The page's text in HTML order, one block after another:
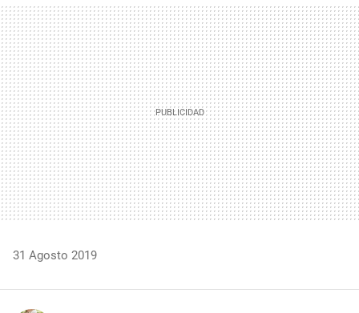
MAIL
31 Agosto 2019